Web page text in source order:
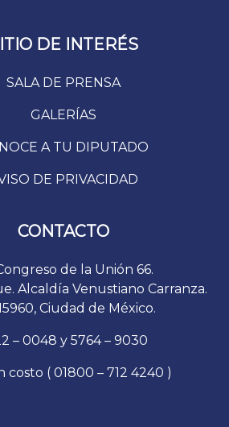
DE INTERÉS
SALA DE PRENSA
GALERÍAS
A TU DIPUTADO
DE PRIVACIDAD
CONTACTO
de la Unión 66.
Alcaldía Venustiano Carranza.
Ciudad de México.
– 0048 y 5764 – 9030
costo ( 01800 – 712 4240 )